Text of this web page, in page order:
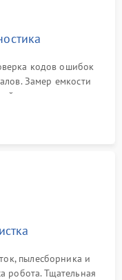
кодов ошибок
Замер емкости
станции зарядки.
падения для
пылесборника и
робота. Тщательная